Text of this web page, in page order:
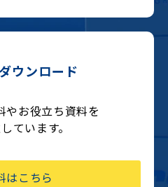
ウンロード
やお役立ち資料を
ています。
はこちら